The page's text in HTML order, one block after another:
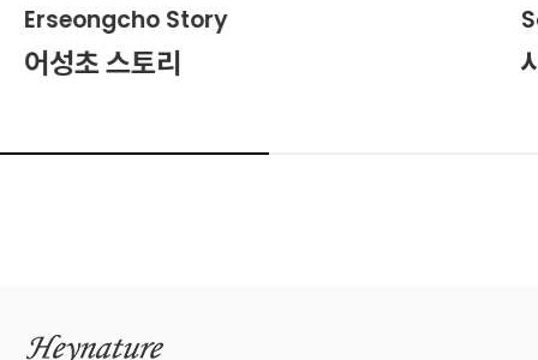
Erseongcho Story
어성초 스토리